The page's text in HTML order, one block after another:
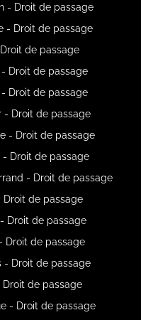
- Droit de passage
- Droit de passage
de passage
Droit de passage
Droit de passage
- Droit de passage
- Droit de passage
- Droit de passage
- Droit de passage
Droit de passage
Droit de passage
Droit de passage
- Droit de passage
de passage
- Droit de passage